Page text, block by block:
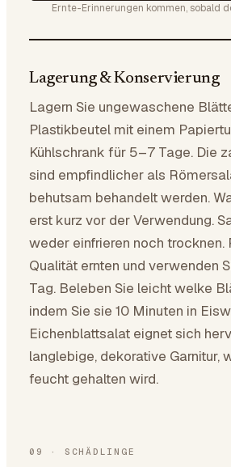
Ernte-Erinnerungen kommen, sobald
Lagerung & Konservierung
Lagern Sie ungewaschene
Plastikbeutel mit einem
Kühlschrank für 5–7 Tage. Die
sind empfindlicher als
behutsam behandelt werden.
erst kurz vor der Verwendung.
weder einfrieren noch trocknen.
Qualität ernten und verwenden
Tag. Beleben Sie leicht welke
indem Sie sie 10 Minuten in
Eichenblattsalat eignet sich
langlebige, dekorative Garnitur,
feucht gehalten wird.
09 · SCHÄDLINGE